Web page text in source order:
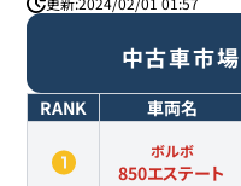
中古車市場
RANK 車両名
ボルボ
850エステート